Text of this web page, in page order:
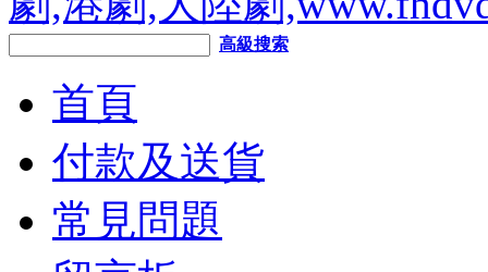
高級搜索
首頁
付款及送貨
常見問題